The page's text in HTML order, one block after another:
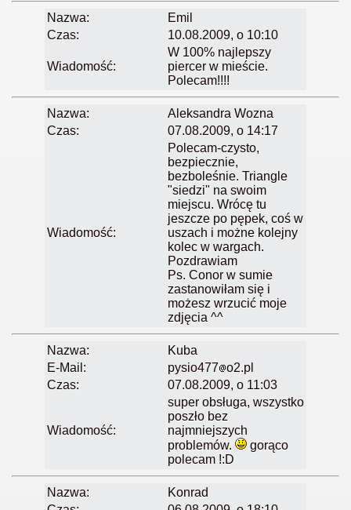
Nazwa:
Emil
Czas:
10.08.2009, o 10:10
Wiadomość:
W 100% najlepszy
piercer w mieście.
Polecam!!!!
Nazwa:
Aleksandra Wozna
Czas:
07.08.2009, o 14:17
Wiadomość:
Polecam-czysto,
bezpiecznie,
bezboleśnie. Triangle
"siedzi" na swoim
miejscu. Wrócę tu
jeszcze po pępek, coś w
uszach i możne kolejny
kolec w wargach.
Pozdrawiam
Ps. Conor w sumie
zastanowiłam się i
możesz wrzucić moje
zdjęcia ^^
Nazwa:
Kuba
E-Mail:
pysio477
o2.pl
Czas:
07.08.2009, o 11:03
Wiadomość:
super obsługa, wszystko
poszło bez
najmniejszych
problemów.
gorąco
polecam !:D
Nazwa:
Konrad